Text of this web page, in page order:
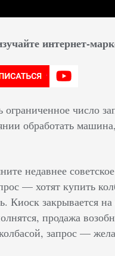
интернет-
ограниченное число
обработать
недавнее
— хотят купить
Киоск закрывается
продажа
запрос —